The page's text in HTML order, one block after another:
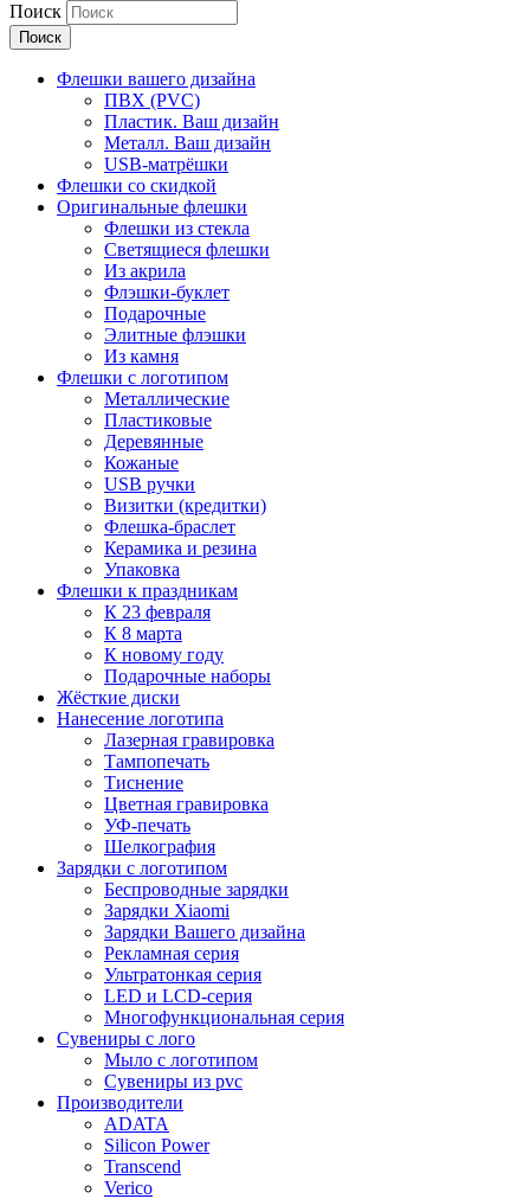
Поиск
Флешки вашего дизайна
ПВХ (PVC)
Пластик. Ваш дизайн
Металл. Ваш дизайн
USB-матрёшки
Флешки со скидкой
Оригинальные флешки
Флешки из стекла
Светящиеся флешки
Из акрила
Флэшки-буклет
Подарочные
Элитные флэшки
Из камня
Флешки с логотипом
Металлические
Пластиковые
Деревянные
Кожаные
USB ручки
Визитки (кредитки)
Флешка-браслет
Керамика и резина
Упаковка
Флешки к праздникам
К 23 февраля
К 8 марта
К новому году
Подарочные наборы
Жёсткие диски
Нанесение логотипа
Лазерная гравировка
Тампопечать
Тиснение
Цветная гравировка
УФ-печать
Шелкография
Зарядки с логотипом
Беспроводные зарядки
Зарядки Xiaomi
Зарядки Вашего дизайна
Рекламная серия
Ультратонкая серия
LED и LCD-серия
Многофункциональная серия
Сувениры с лого
Мыло с логотипом
Сувениры из pvc
Производители
ADATA
Silicon Power
Transcend
Verico